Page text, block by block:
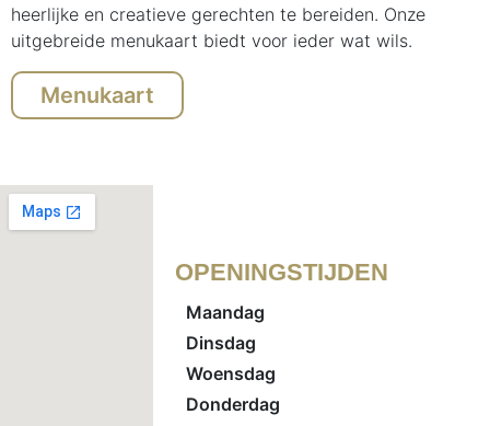
heerlijke en creatieve gerechten te bereiden. Onze
uitgebreide menukaart biedt voor ieder wat wils.
Menukaart
OPENINGSTIJDEN
Maandag
Dinsdag
Woensdag
Donderdag